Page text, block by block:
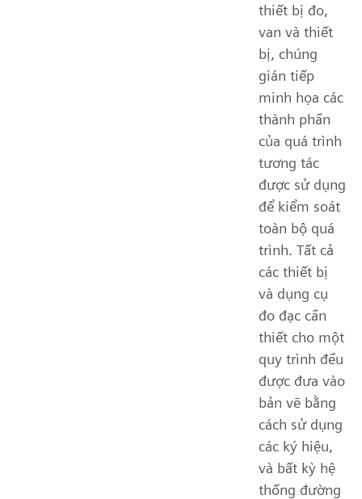
thiết bị đo,
van và thiết
bị, chúng
gián tiếp
minh họa các
thành phần
của quá trình
tương tác
được sử dụng
để kiểm soát
toàn bộ quá
trình. Tất cả
các thiết bị
và dụng cụ
đo đạc cần
thiết cho một
quy trình đều
được đưa vào
bản vẽ bằng
cách sử dụng
các ký hiệu,
và bất kỳ hệ
thống đường